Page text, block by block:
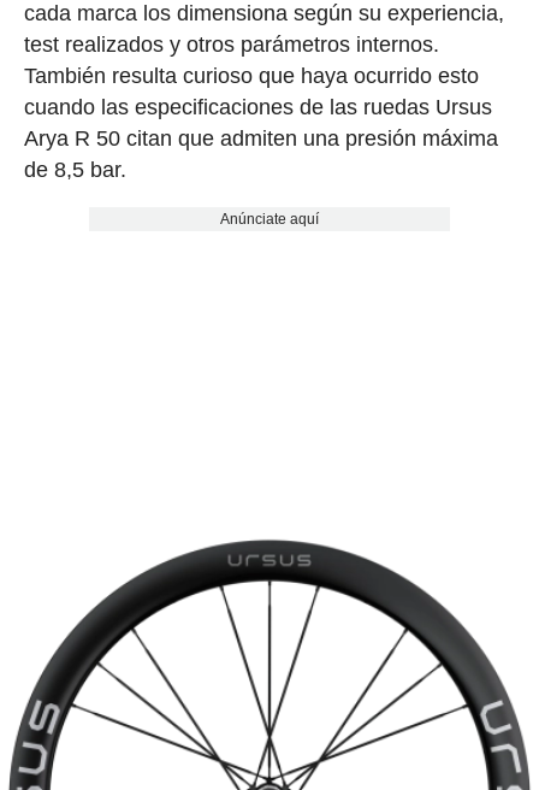
cada marca los dimensiona según su experiencia,
test realizados y otros parámetros internos.
También resulta curioso que haya ocurrido esto
cuando las especificaciones de las ruedas Ursus
Arya R 50 citan que admiten una presión máxima
de 8,5 bar.
Anúnciate aquí